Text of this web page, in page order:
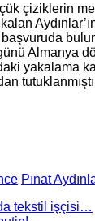
çiziklerin
Almanya
yakalama
Pınat
tekstil işçisi…